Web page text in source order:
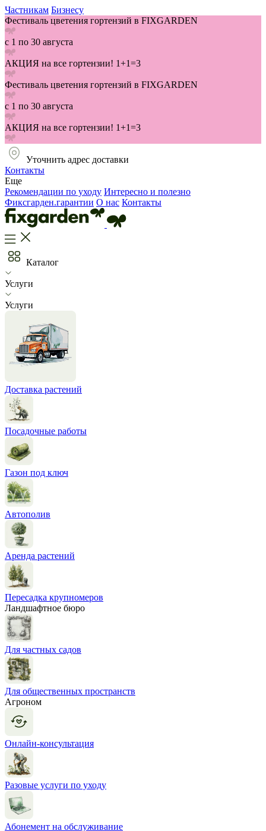
Частникам Бизнесу
Фестиваль цветения гортензий в FIXGARDEN
с 1 по 30 августа
АКЦИЯ на все гортензии! 1+1=3
Фестиваль цветения гортензий в FIXGARDEN
с 1 по 30 августа
АКЦИЯ на все гортензии! 1+1=3
Уточнить адрес доставки
Контакты
Еще
Рекомендации по уходу Интересно и полезно
Фиксгарден.гарантии О нас Контакты
Каталог
Услуги
Услуги
Доставка растений
Посадочные работы
Газон под ключ
Автополив
Аренда растений
Пересадка крупномеров
Ландшафтное бюро
Для частных садов
Для общественных пространств
Агроном
Онлайн-консультация
Разовые услуги по уходу
Абонемент на обслуживание